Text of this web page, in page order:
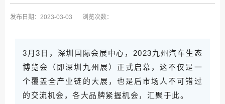
发布日期： 2023-03-03 浏览次数：
3月3日，深圳国际会展中心，2023九州汽车生态
博览会（即深圳九州展）正式启幕，这不仅是一
个覆盖全产业链的大展，也是后市场人不可错过
的交流机会，各大品牌紧握机会，汇聚于此。